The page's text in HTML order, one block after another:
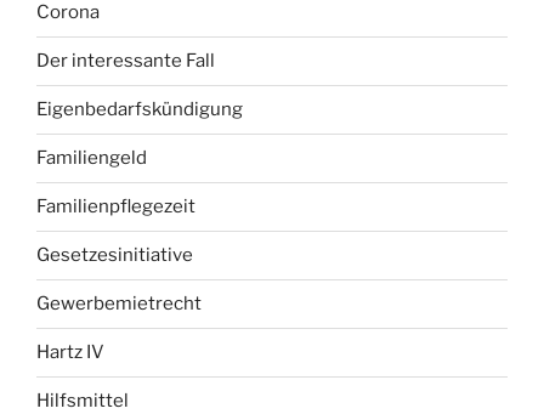
Corona
Der interessante Fall
Eigenbedarfskündigung
Familiengeld
Familienpflegezeit
Gesetzesinitiative
Gewerbemietrecht
Hartz IV
Hilfsmittel